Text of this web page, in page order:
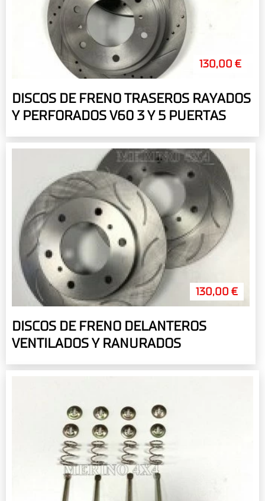
130,00 €
DISCOS DE FRENO TRASEROS RAYADOS
Y PERFORADOS V60 3 Y 5 PUERTAS
130,00 €
DISCOS DE FRENO DELANTEROS
VENTILADOS Y RANURADOS